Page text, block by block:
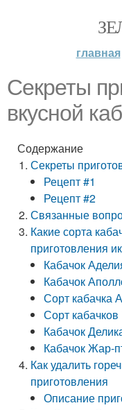
главная
Секреты
вкусной
Содержание
Секреты
Рецепт #1
Рецепт #2
Связанные
Какие сорта
приготовления
Кабачок
Кабачок
Сорт кабачка
Сорт
Кабачок
Кабачок Жар-
Как удалить
приготовления
Описание